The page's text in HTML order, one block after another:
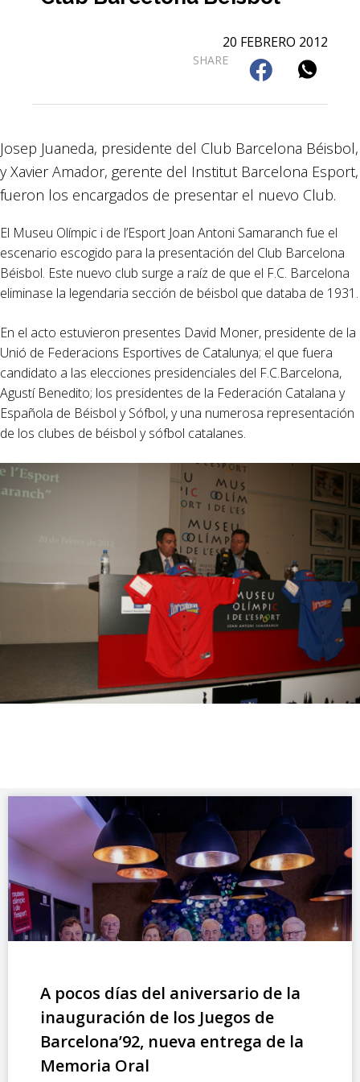
20 FEBRERO 2012
SHARE
Josep Juaneda, presidente del Club Barcelona Béisbol,
y Xavier Amador, gerente del Institut Barcelona Esport,
fueron los encargados de presentar el nuevo Club.
El Museu Olímpic i de l’Esport Joan Antoni Samaranch fue el
escenario escogido para la presentación del Club Barcelona
Béisbol. Este nuevo club surge a raíz de que el F.C. Barcelona
eliminase la legendaria sección de béisbol que databa de 1931.
En el acto estuvieron presentes David Moner, presidente de la
Unió de Federacions Esportives de Catalunya; el que fuera
candidato a las elecciones presidenciales del F.C.Barcelona,
Agustí Benedito; los presidentes de la Federación Catalana y
Española de Béisbol y Sófbol, y una numerosa representación
de los clubes de béisbol y sófbol catalanes.
A pocos días del aniversario de la
inauguración de los Juegos de
Barcelona’92, nueva entrega de la
Memoria Oral